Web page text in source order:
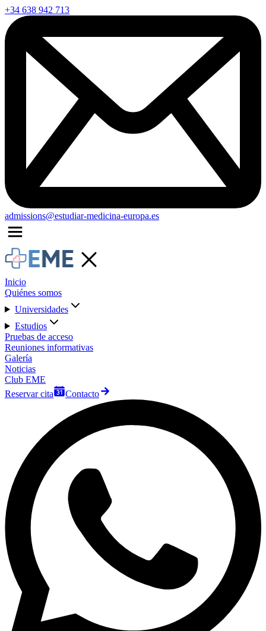
+34 638 942 713
admissions@estudiar-medicina-europa.es
Inicio
Quiénes somos
Universidades
Estudios
Pruebas de acceso
Reuniones informativas
Galería
Noticias
Club EME
Reservar cita
Contacto